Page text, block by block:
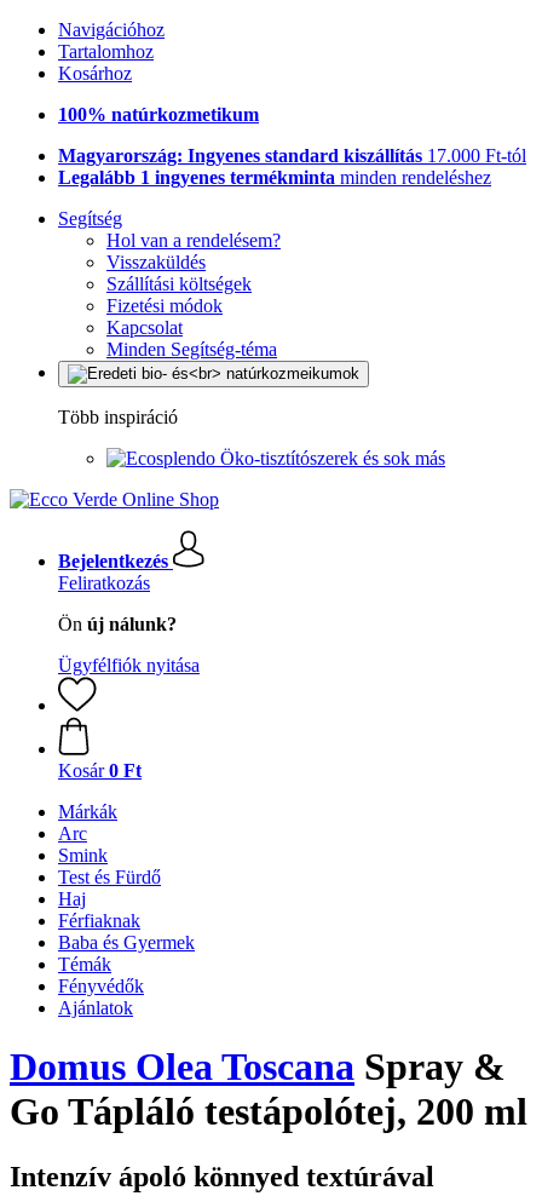
Navigációhoz
Tartalomhoz
Kosárhoz
100% natúrkozmetikum
Magyarország: Ingyenes standard kiszállítás 17.000 Ft-tól
Legalább 1 ingyenes termékminta minden rendeléshez
Segítség
Hol van a rendelésem?
Visszaküldés
Szállítási költségek
Fizetési módok
Kapcsolat
Minden Segítség-téma
Több inspiráció
Öko-tisztítószerek és sok más
Bejelentkezés
Feliratkozás
Ön új nálunk?
Ügyfélfiók nyitása
Kosár 0 Ft
Márkák
Arc
Smink
Test és Fürdő
Haj
Férfiaknak
Baba és Gyermek
Témák
Fényvédők
Ajánlatok
Domus Olea Toscana Spray &
Go Tápláló testápolótej, 200 ml
Intenzív ápoló könnyed textúrával